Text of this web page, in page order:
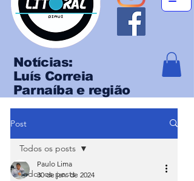
Notícias:
Luís Correia
Parnaíba e região
Post
Todos os posts
Todos os posts
Paulo Lima
30 de jan. de 2024